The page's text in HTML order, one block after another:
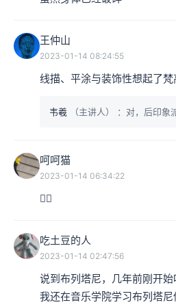
王仲山
2023-01-14 08:24:55
线描、平涂与装饰性想起了梵
韦羲 （主讲人） ：对，后印象
呵呵猫
2023-01-14 06:34:22
❤️‍🔥
吃土豆的人
2023-01-14 02:47:56
说到布列塔尼，几年前刚开始
我还在音乐学院学习布列塔